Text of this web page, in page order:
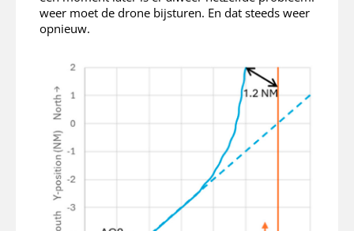
weer moet de drone bijsturen. En dat steeds weer
opnieuw.